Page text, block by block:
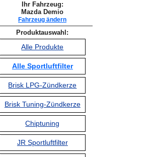
Ihr Fahrzeug:
Mazda Demio
Fahrzeug ändern
Produktauswahl:
Alle Produkte
Alle Sportluftfilter
Brisk LPG-Zündkerze
Brisk Tuning-Zündkerze
Chiptuning
JR Sportluftfilter